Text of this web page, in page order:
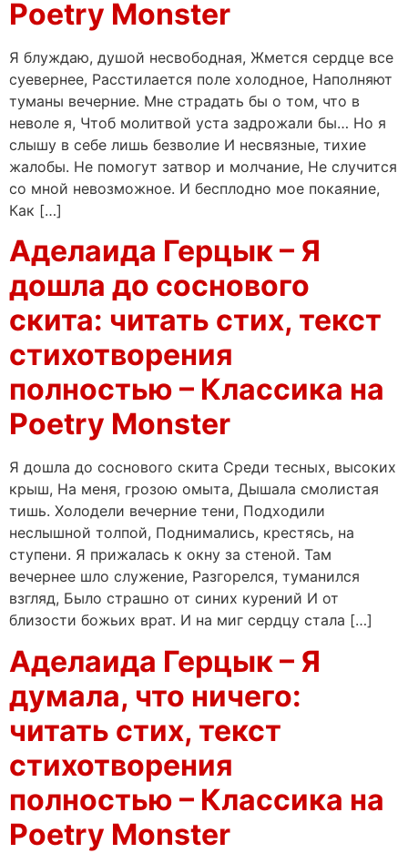
Poetry Monster
Я блуждаю, душой несвободная, Жмется сердце все
суевернее, Расстилается поле холодное, Наполняют
туманы вечерние. Мне страдать бы о том, что в
неволе я, Чтоб молитвой уста задрожали бы… Но я
слышу в себе лишь безволие И несвязные, тихие
жалобы. Не помогут затвор и молчание, Не случится
со мной невозможное. И бесплодно мое покаяние,
Как […]
Аделаида Герцык – Я
дошла до соснового
скита: читать стих, текст
стихотворения
полностью – Классика на
Poetry Monster
Я дошла до соснового скита Среди тесных, высоких
крыш, На меня, грозою омыта, Дышала смолистая
тишь. Холодели вечерние тени, Подходили
неслышной толпой, Поднимались, крестясь, на
ступени. Я прижалась к окну за стеной. Там
вечернее шло служение, Разгорелся, туманился
взгляд, Было страшно от синих курений И от
близости божьих врат. И на миг сердцу стала […]
Аделаида Герцык – Я
думала, что ничего:
читать стих, текст
стихотворения
полностью – Классика на
Poetry Monster